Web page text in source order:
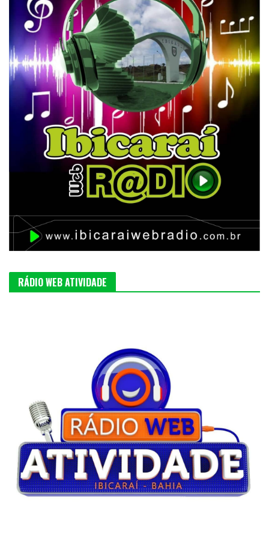
RÁDIO WEB ATIVIDADE